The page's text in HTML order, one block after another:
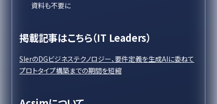
資料も不要に
掲載記事はこちら（IT Leaders）
SIerのDGビジネステクノロジー、要件定義を生成AIに委ねて
プロトタイプ構築までの期間を短縮